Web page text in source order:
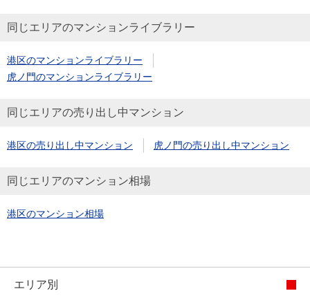
同じエリアのマンションライブラリー
港区のマンションライブラリー
虎ノ門のマンションライブラリー
同じエリアの売り出し中マンション
港区の売り出し中マンション 虎ノ門の売り出し中マンション
同じエリアのマンション相場
港区のマンション相場
エリア別